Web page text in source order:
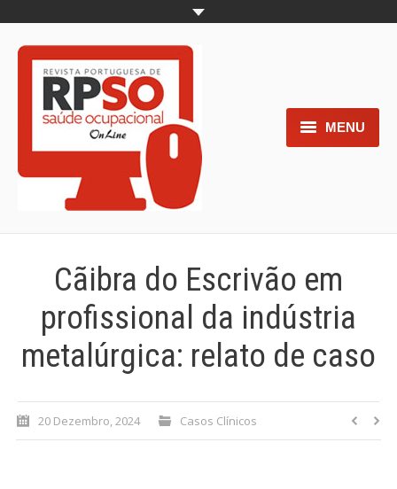
MENU
Home
Normas para os autores
Processo de submissão
Cãibra do Escrivão em
profissional da indústria
metalúrgica: relato de caso
20 Dezembro, 2024 Casos Clínicos